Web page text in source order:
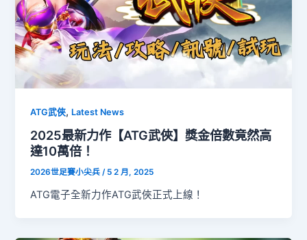
ATG武俠, Latest News
2025最新力作【ATG武俠】獎金倍數竟然高
達10萬倍！
2026世足賽小尖兵/ 5 2 月, 2025
ATG電子全新力作ATG武俠正式上線！